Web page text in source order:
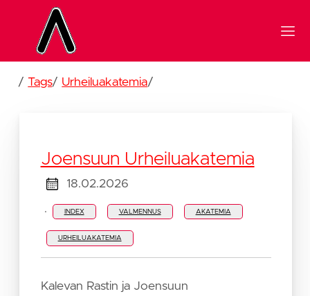
/Tags/ Urheiluakatemia/
Joensuun Urheiluakatemia
18.02.2026
· INDEX VALMENNUS AKATEMIA
URHEILUAKATEMIA
Kalevan Rastin ja Joensuun